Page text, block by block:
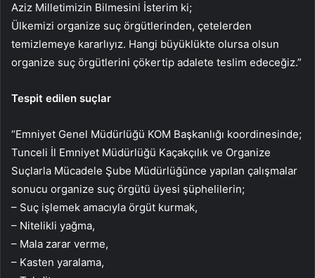
Aziz Milletimizin Bilmesini İsterim ki;
Ülkemizi organize suç örgütlerinden, çetelerden
temizlemeye kararlıyız. Hangi büyüklükte olursa olsun
organize suç örgütlerini çökertip adalete teslim edeceğiz.”
Tespit edilen suçlar
“Emniyet Genel Müdürlüğü KOM Başkanlığı koordinesinde;
Tunceli İl Emniyet Müdürlüğü Kaçakçılık ve Organize
Suçlarla Mücadele Şube Müdürlüğünce yapılan çalışmalar
sonucu organize suç örgütü üyesi şüphelilerin;
– Suç işlemek amacıyla örgüt kurmak,
– Nitelikli yağma,
– Mala zarar verme,
– Kasten yaralama,